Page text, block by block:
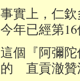
事實上，仁
今年已經第
這個『阿彌
的 直貢澈贊